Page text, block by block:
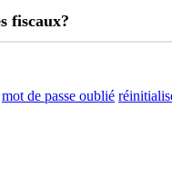
s fiscaux?
mot de passe oublié